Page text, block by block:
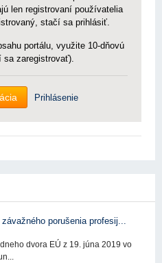
len registrovaní používatelia
stačí sa prihlásiť.
portálu, využite 10-dňovú
sa zaregistrovať).
Prihlásenie
porušenia profesij...
dvora EÚ z 19. júna 2019 vo